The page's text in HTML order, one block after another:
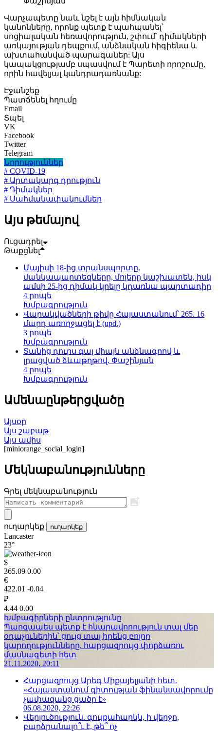
Վարչապետը նաև նշել է այն հիմնական
կանոնները, որոնք պետք է պահպանել՝
սոցիալական հեռավորություն, շփում՝ դիմակների
առկայության դեպքում, անձնական հիգիենա և
ախտահանված պարագաներ: Այս
կապակցությամբ սպասվում է Պարետի որոշումը,
որին հավելյալ կանդրադառնանք:
Էջանշեք
Պատճենել հղումը
Email
Տպել
VK
Facebook
Twitter
Telegram
Նորություններ
# COVID-19
# Արտակարգ դրություն
# Դիմակներ
# Սահմանափակումներ
Այս թեմայով
Ուցադրել
Թաքցնել
Մայիսի 18-ից տրանսպորտը,
մանկապարտեզները, մոլերը կաշխատեն, իսկ
ամսի 25-ից դիմակ կրելը կդառնա պարտադիր
4 րոպե
Խմբագրություն
Վարակվածների թիվը Հայաստանում՝ 265. 16
մարդ առողջացել է (upd.)
3 րոպե
Խմբագրություն
Տանից դուրս գալ միայն անձնագրով և
լրացված ձևաթղթով. Փաշինյան
4 րոպե
Խմբագրություն
Ամենաընթերցվածը
Այսօր
Այս շաբաթ
Այս ամիս
[miniorange_social_login]
Մեկնաբանությունները
Գրել մեկնաբանություն
ուղարկեք ուղարկեք
Lancaster
23°
$
365.09 0.00
€
422.01 -0.04
₽
4.44 0.00
Խմբագիրների ընտրությունը
Պարզապես պետք է հնարավորություն տալ մեր
օդաչուներին՝ ցույց տալ իրենց բոլոր
կարողությունները. հարցազրույց փորձառու
մասնագետի հետ
21.11.2020, 20:11
Հարցազրույց Արեգ Միքայելյանի հետ.
«Հայաստանում գիտության ֆինանսավորումը
չափազանց ցածր է»
06.08.2020, 22:26
Վերլուծություն. գույքահարկն, ի վերջո,
բարձրանալո՞ւ է, թե՞ ոչ